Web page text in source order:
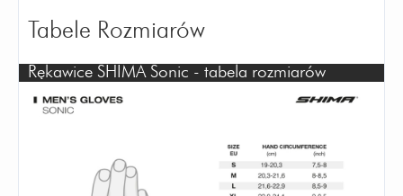
Tabele Rozmiarów
Rękawice SHIMA Sonic - tabela rozmiarów